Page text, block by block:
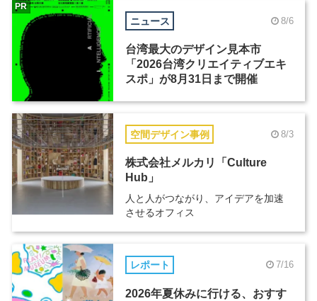
ニュース 8/6
台湾最大のデザイン見本市
「2026台湾クリエイティブエキ
スポ」が8月31日まで開催
PR
空間デザイン事例 8/3
株式会社メルカリ「Culture
Hub」
人と人がつながり、アイデアを加速
させるオフィス
レポート 7/16
2026年夏休みに行ける、おすす